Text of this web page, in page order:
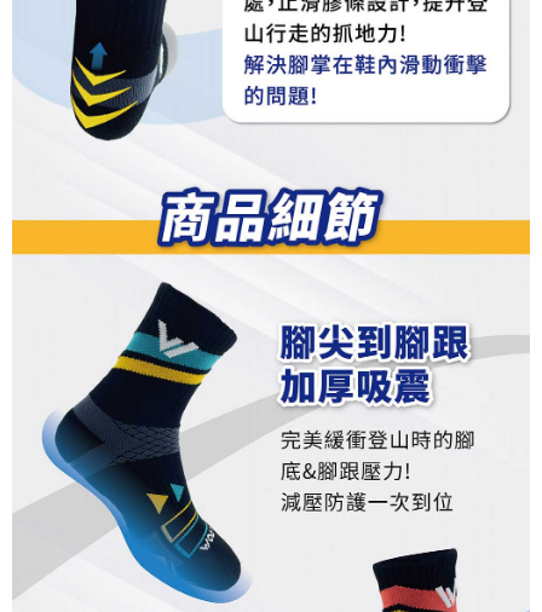
Untuk memenuhi hubungan kontrak yang terjalin melalui persetujuan
penggunaan OP Pay Later, peniaga akan memberikan maklumat peribadi
anda (termasuk nama, nombor telefon, atau alamat) kepada Syarikat bagi
tujuan pengumpulan, pemprosesan dan penggunaan data yang
diperlukan untuk pengebilan ansuran, termasuk pengesahan,
pengesahan semula dan pembetulan.
https://oppay.tw/userRule" target="_blank" class="link revert-
style">https://oppay.tw/userRule
1. Perkhidmatan ini disediakan oleh Taiwan Mobile, pengguna telefon
mudah alih boleh segera menggunakan tanpa perlu memohon lagi.
(Hanya untuk nombor langganan peribadi, tidak terbuka untuk syarikat
dan kad prabayar)
2. Pilihan kaedah pembayaran "Pembayaran Ansuran Gogo", selepas
pesanan ditubuhkan, akan secara automatik dialihkan ke proses
transaksi Gogo, selepas pengesahan nombor telefon, pilih bilangan
ansuran yang diingini, tarikh akhir pembayaran, dan setelah
mengesahkan pembayaran, transaksi akan selesai.
3. Jumlah kelulusan sebenar, bilangan ansuran dan jumlah bayaran
adalah berdasarkan halaman pengesahan transaksi seterusnya.
4. Dalam masa 30 minit selepas pesanan ditubuhkan, jika tidak pergi
untuk mengesahkan transaksi atau jika tidak lulus semakan, pesanan
akan dibatalkan secara automatik. Jika terdapat situasi "pindah untuk
semakan khusus" yang tidak lulus, ini menunjukkan bahawa sistem
akan menggunakan data peribadi yang dikumpul (termasuk nama
pembeli, no. telefon, nama penerima, no. telefon, alamat penerima) untuk
penggunaan perkhidmatan. Sila rujuk kepada "Penyata Pengumpulan
Data Peribadi, Pemprosesan, Penggunaan"
(https://aftee.tw/privacypolicy/
) untuk maklumat lanjut.
Jumlah yang diperakui untuk pengguna kali pertama yang lulus
pembayaran dalam tempoh tersebut, yuran pembayaran lewat sebanyak
20% setahun akan dikenakan. Pengguna bawah umur dikehendaki
mendapatkan kebenaran daripada ibu bapa atau penjaga yang sah
untuk menggunakan AFTEE.
Sila hubungi NP Taiwan Inc. di
mempunyai sebarang kebimbangan mengenai pemprosesan dan
penggunaan pada data peribadi. Jika anda tidak bersetuju dengan data
peribadi yang disenaraikan seperti di atas akan dikumpul dan digunakan
oleh AFTEE, sila jangan gunakan perkhidmatan ini.